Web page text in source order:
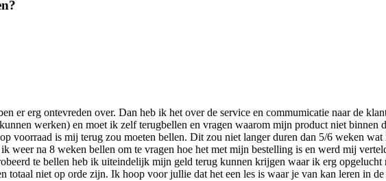
er erg ontevreden over. Dan heb ik het over de service en commumicatie naar de
werken) en moet ik zelf terugbellen en vragen waarom mijn product niet
voorraad is mij terug zou moeten bellen. Dit zou niet langer duren dan 5/6 weken
weer na 8 weken bellen om te vragen hoe het met mijn bestelling is en werd mij
te bellen heb ik uiteindelijk mijn geld terug kunnen krijgen waar ik erg
totaal niet op orde zijn. Ik hoop voor jullie dat het een les is waar je van kan leren in de